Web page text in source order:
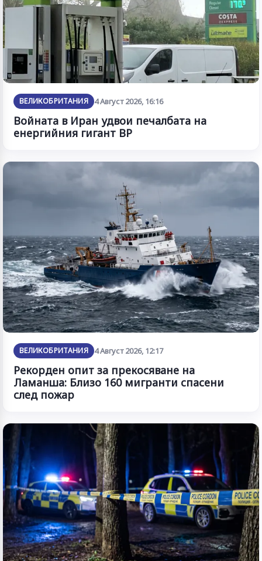
ВЕЛИКОБРИТАНИЯ 4 Август 2026, 16:16
Войната в Иран удвои печалбата на
енергийния гигант BP
ВЕЛИКОБРИТАНИЯ 4 Август 2026, 12:17
Рекорден опит за прекосяване на
Ламанша: Близо 160 мигранти спасени
след пожар